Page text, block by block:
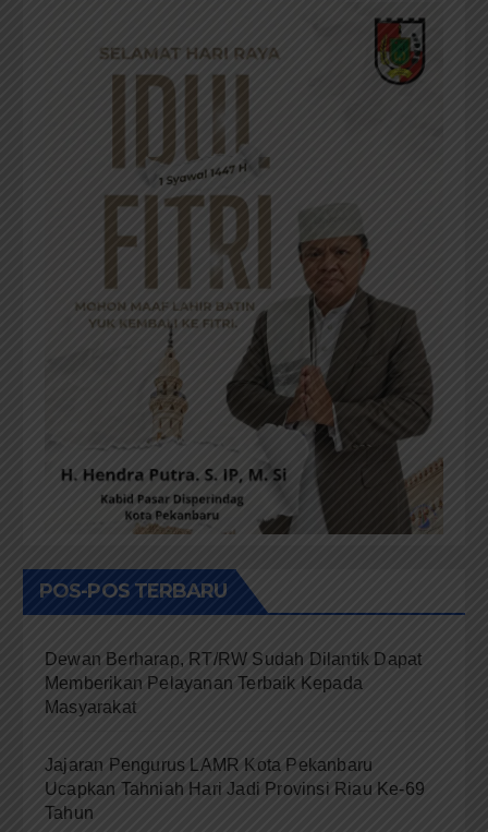
POS-POS TERBARU
Dewan Berharap, RT/RW Sudah Dilantik Dapat
Memberikan Pelayanan Terbaik Kepada
Masyarakat
Jajaran Pengurus LAMR Kota Pekanbaru
Ucapkan Tahniah Hari Jadi Provinsi Riau Ke-69
Tahun